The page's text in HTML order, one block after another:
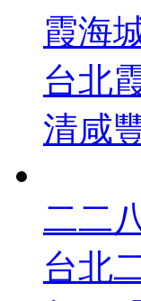
霞海
台北
清咸
二二
台北